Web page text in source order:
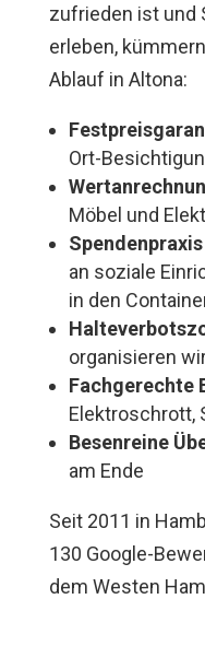
zufrieden ist und
erleben,
Ablauf in Altona:
Ort-
Möbel und
Spendenpraxis
an soziale
in den
organisieren
Fachgerechte
Elektroschrott,
Besenreine
am Ende
Seit 2011 in
130 Google-
dem Westen